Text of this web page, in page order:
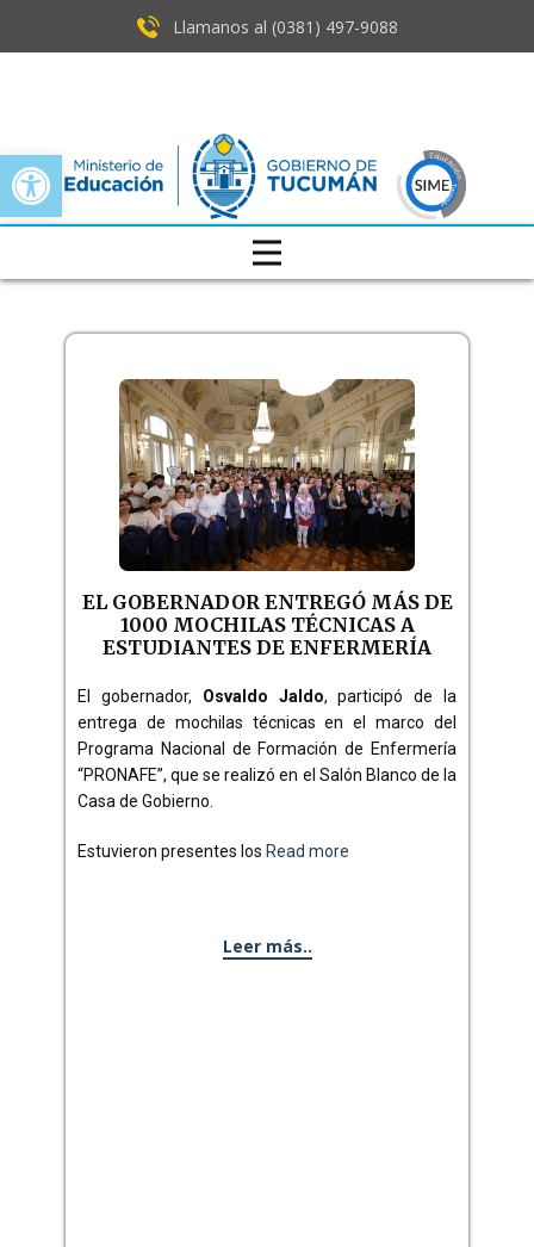
Open toolbar
Llamanos al (0381) ​497-9088
EL GOBERNADOR ENTREGÓ MÁS DE
1000 MOCHILAS TÉCNICAS A
ESTUDIANTES DE ENFERMERÍA
El gobernador, Osvaldo Jaldo, participó de la
entrega de mochilas técnicas en el marco del
Programa Nacional de Formación de Enfermería
“PRONAFE”, que se realizó en el Salón Blanco de la
Casa de Gobierno.
Estuvieron presentes los Read more
Leer más..